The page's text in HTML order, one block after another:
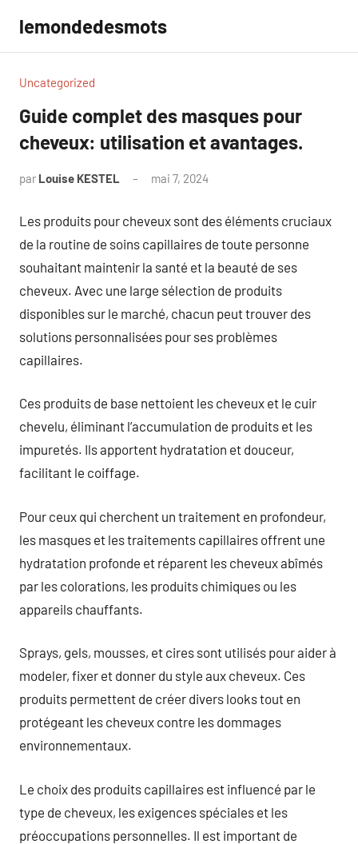
contenu
lemondedesmots
Uncategorized
Guide complet des masques pour
cheveux: utilisation et avantages.
par Louise KESTEL mai 7, 2024
Les produits pour cheveux sont des éléments cruciaux
de la routine de soins capillaires de toute personne
souhaitant maintenir la santé et la beauté de ses
cheveux. Avec une large sélection de produits
disponibles sur le marché, chacun peut trouver des
solutions personnalisées pour ses problèmes
capillaires.
Ces produits de base nettoient les cheveux et le cuir
chevelu, éliminant l’accumulation de produits et les
impuretés. Ils apportent hydratation et douceur,
facilitant le coiffage.
Pour ceux qui cherchent un traitement en profondeur,
les masques et les traitements capillaires offrent une
hydratation profonde et réparent les cheveux abîmés
par les colorations, les produits chimiques ou les
appareils chauffants.
Sprays, gels, mousses, et cires sont utilisés pour aider à
modeler, fixer et donner du style aux cheveux. Ces
produits permettent de créer divers looks tout en
protégeant les cheveux contre les dommages
environnementaux.
Le choix des produits capillaires est influencé par le
type de cheveux, les exigences spéciales et les
préoccupations personnelles. Il est important de